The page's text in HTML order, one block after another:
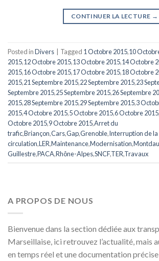
CONTINUER LA LECTURE →
Posted inDivers | Tagged 1 Octobre 2015,10
2015,12 Octobre 2015,13 Octobre 2015,14 Octobre
2015,16 Octobre 2015,17 Octobre 2015,18 Octobre
2015,21 Septembre 2015,22 Septembre 2015,23
Septembre 2015,25 Septembre 2015,26 Septembre
2015,28 Septembre 2015,29 Septembre 2015,3
2015,4 Octobre 2015,5 Octobre 2015,6 Octobre 2015,
Octobre 2015,9 Octobre 2015,Arret du
trafic,Briançon,Cars,Gap,Grenoble,Interruption de la
circulation,LER,Maintenance,Modernisation,
Guillestre,PACA,Rhône-Alpes,SNCF,TER,Travaux
A PROPOS DE NOUS
Bienvenue dans la section dédiée aux
Marseillaise, ici retrouvez l’actualité, mais
en temps réel et une documentation